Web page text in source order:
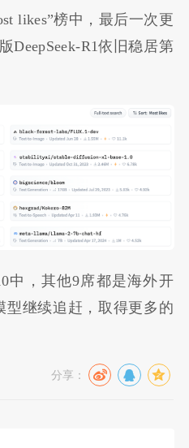
likes”榜中，最后一次更
DeepSeek-R1依旧稳居第
中，其他9席都是海外开
型继续追赶，取得更多的
分享：